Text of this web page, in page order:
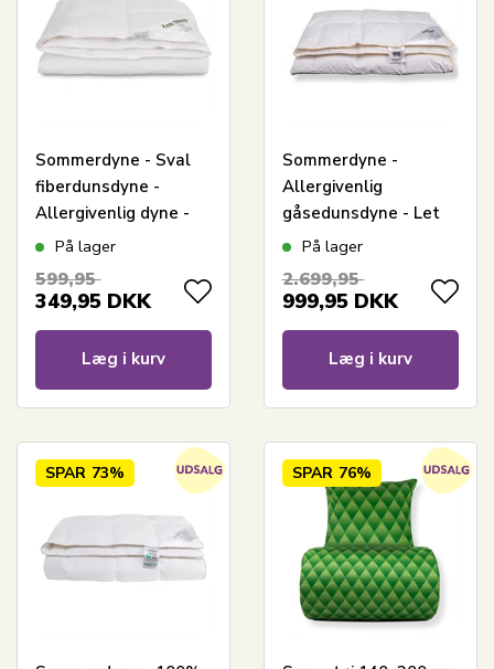
Sommerdyne - Sval
fiberdunsdyne -
Allergivenlig dyne -
140x200 cm - Zen
På lager
599,95
349,95 DKK
Læg i kurv
Sommerdyne -
Allergivenlig
gåsedunsdyne - Let
og sval - 140x200 cm
På lager
2.699,95
999,95 DKK
Læg i kurv
SPAR 73% SPAR 76%